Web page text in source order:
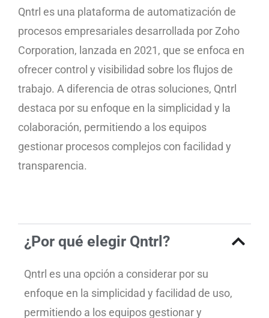
Qntrl es una plataforma de automatización de
procesos empresariales desarrollada por Zoho
Corporation, lanzada en 2021, que se enfoca en
ofrecer control y visibilidad sobre los flujos de
trabajo. A diferencia de otras soluciones, Qntrl
destaca por su enfoque en la simplicidad y la
colaboración, permitiendo a los equipos
gestionar procesos complejos con facilidad y
transparencia.
¿Por qué elegir Qntrl?
Qntrl es una opción a considerar por su
enfoque en la simplicidad y facilidad de uso,
permitiendo a los equipos gestionar y